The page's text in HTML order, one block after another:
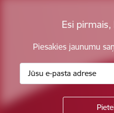
Esi
Piesakies jaunumu